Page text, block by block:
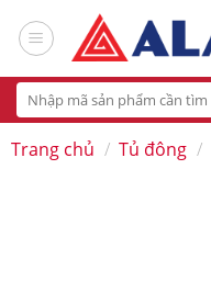
Tìm
kiếm:
Trang chủ / Tủ đông /